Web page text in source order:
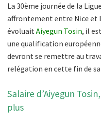
La 30ème journée de la
affrontement entre Nice et
évoluait Aiyegun Tosin, il
une qualification
devront se remettre au
relégation en cette fin de
Salaire d’Aiyegun
plus